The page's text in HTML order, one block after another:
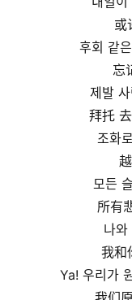
或
후회 같
忘
제발
拜托
조화
모든
所有
나와
我和
Ya! 우리가